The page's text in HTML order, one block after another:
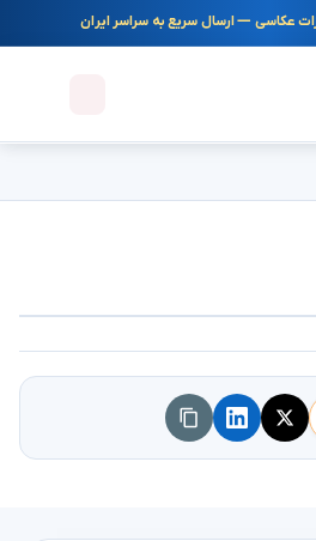
عکاسی — ارسال سریع به سراسر ایران